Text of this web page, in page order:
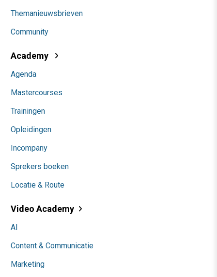
Themanieuwsbrieven
Community
Academy
Agenda
Mastercourses
Trainingen
Opleidingen
Incompany
Sprekers boeken
Locatie & Route
Video Academy
AI
Content & Communicatie
Marketing